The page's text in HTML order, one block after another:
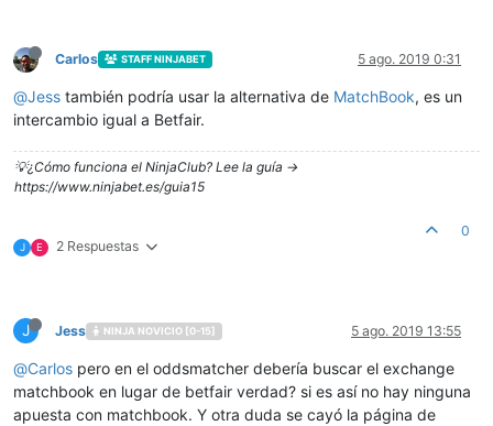
Carlos STAFF NINJABET 5 ago. 2019 0:31
@Jess también podría usar la alternativa de MatchBook, es un
intercambio igual a Betfair.
💡¿Cómo funciona el NinjaClub? Lee la guía ->
https://www.ninjabet.es/guia15
J E 2 Respuestas
0
J Jess NINJA NOVICIO [0-15] 5 ago. 2019 13:55
@Carlos pero en el oddsmatcher debería buscar el exchange
matchbook en lugar de betfair verdad? si es así no hay ninguna
apuesta con matchbook. Y otra duda se cayó la página de